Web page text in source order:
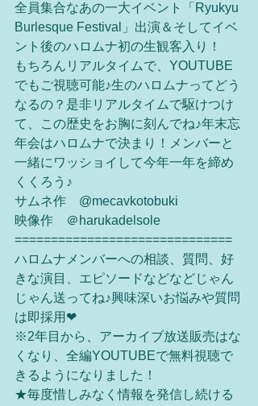
全員集合なあの一大イベント「Ryukyu
Burlesque Festival」出演＆そしてイベ
ント後のハロムナ初の生観客入り！
もちろんリアルタイムで、YOUTUBE
でもご視聴可能♪生のハロムナってどう
なるの？是非リアルタイムで駆けつけ
て、この歴史をお胸に刻んでね♪年末忘
年会はハロムナで決まり！メンバーと
一緒にワッショイして今年一年を締め
くくろう♪
サムネ作　@mecavkotobuki
映像作　＠harukadelsole
==============================
ハロムナメンバーへの相談、質問、好
きな演目、エピソードなどなどじゃん
じゃん送ってね♪興味深いお悩みや質問
は即採用❤︎
※2年目から、アーカイブ放送販売はな
くなり、全編YOUTUBEで無料視聴で
きるようになりました！
★毎度惜しみなく情報を発信し続ける